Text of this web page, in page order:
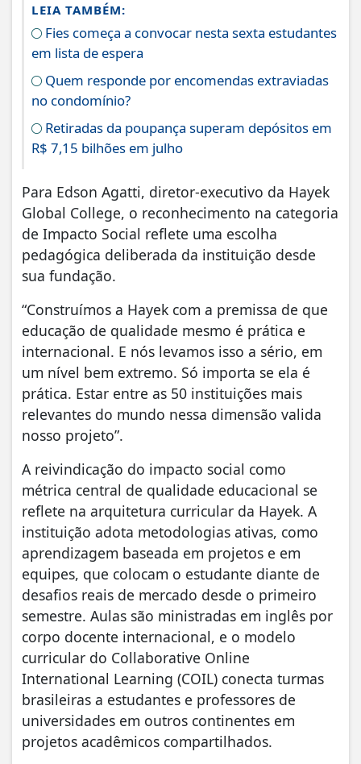
LEIA TAMBÉM:
Fies começa a convocar nesta sexta estudantes
em lista de espera
Quem responde por encomendas extraviadas
no condomínio?
Retiradas da poupança superam depósitos em
R$ 7,15 bilhões em julho
Para Edson Agatti, diretor-executivo da Hayek
Global College, o reconhecimento na categoria
de Impacto Social reflete uma escolha
pedagógica deliberada da instituição desde
sua fundação.
“Construímos a Hayek com a premissa de que
educação de qualidade mesmo é prática e
internacional. E nós levamos isso a sério, em
um nível bem extremo. Só importa se ela é
prática. Estar entre as 50 instituições mais
relevantes do mundo nessa dimensão valida
nosso projeto”.
A reivindicação do impacto social como
métrica central de qualidade educacional se
reflete na arquitetura curricular da Hayek. A
instituição adota metodologias ativas, como
aprendizagem baseada em projetos e em
equipes, que colocam o estudante diante de
desafios reais de mercado desde o primeiro
semestre. Aulas são ministradas em inglês por
corpo docente internacional, e o modelo
curricular do Collaborative Online
International Learning (COIL) conecta turmas
brasileiras a estudantes e professores de
universidades em outros continentes em
projetos acadêmicos compartilhados.